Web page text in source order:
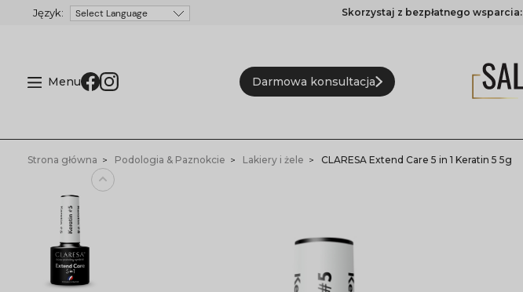
Skorzystaj z bezpłatnego wsparcia:
Menu Darmowa konsultacja
Strona główna Podologia & Paznokcie Lakiery i żele CLARESA Extend Care 5 in 1 Keratin 5 5g